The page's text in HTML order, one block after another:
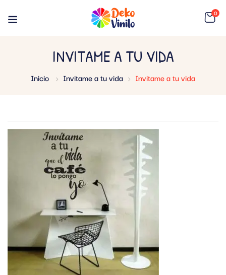
0
INVITAME A TU VIDA
Inicio Invitame a tu vida Invitame a tu vida